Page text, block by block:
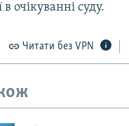
в очікуванні суду.
Читати без VPN